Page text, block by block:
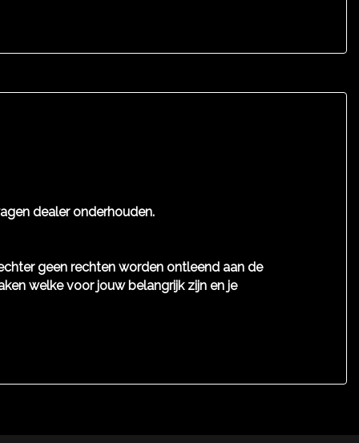
airbag(s) voor
dealer onderhouden.
geen rechten worden ontleend aan de
welke voor jouw belangrijk zijn en je